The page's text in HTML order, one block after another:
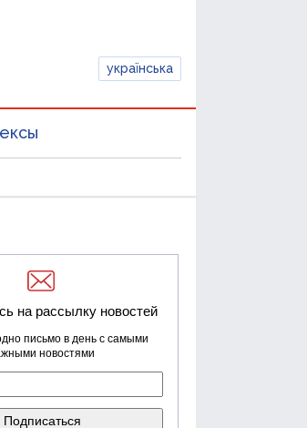
українська
на рассылку новостей
письмо в день с самыми
новостями